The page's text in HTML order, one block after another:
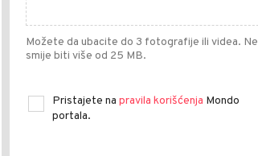
Možete da ubacite do 3 fotografije ili videa. Ne
smije biti više od 25 MB.
Pristajete na pravila korišćenja Mondo
portala.